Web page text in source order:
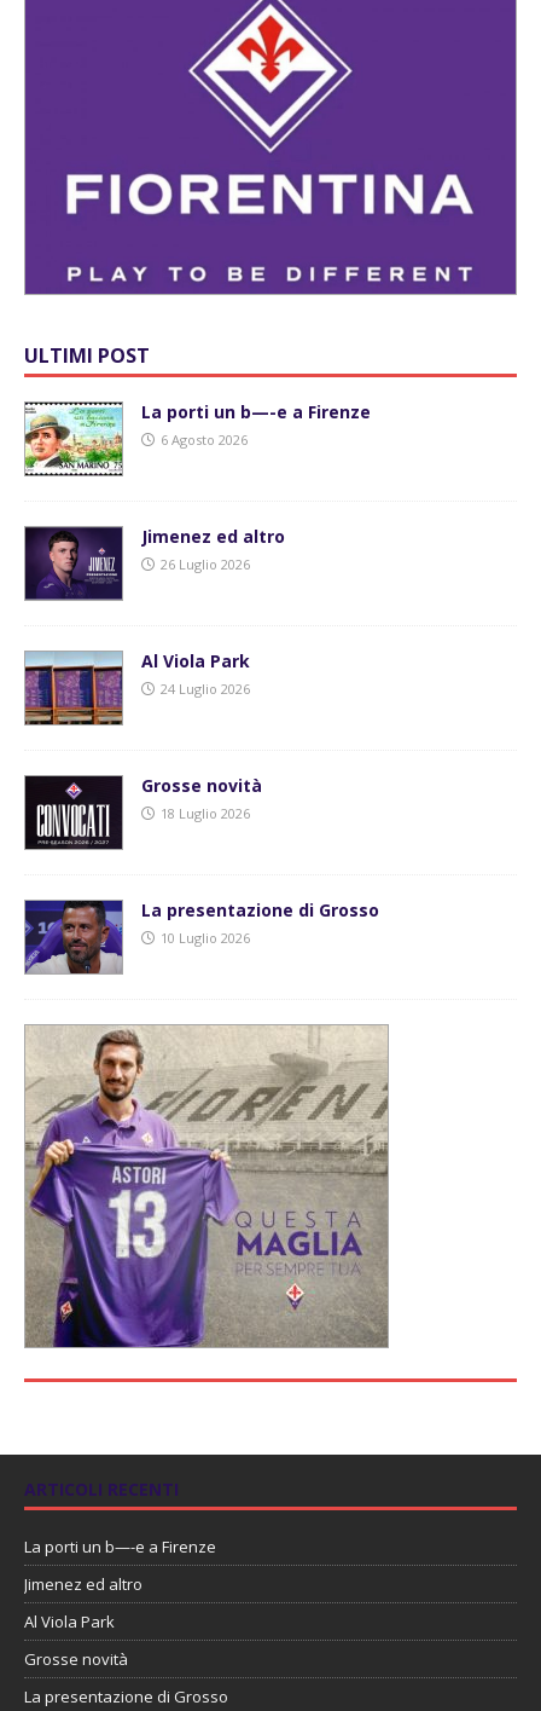
ULTIMI POST
La porti un b—-e a Firenze
6 Agosto 2026
Jimenez ed altro
26 Luglio 2026
Al Viola Park
24 Luglio 2026
Grosse novità
18 Luglio 2026
La presentazione di Grosso
10 Luglio 2026
ARTICOLI RECENTI
La porti un b—-e a Firenze
Jimenez ed altro
Al Viola Park
Grosse novità
La presentazione di Grosso